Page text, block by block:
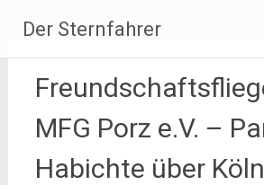
Inhalt
springen
Der Sternfahrer
MFG Porz e.V. –
Habichte über Köln